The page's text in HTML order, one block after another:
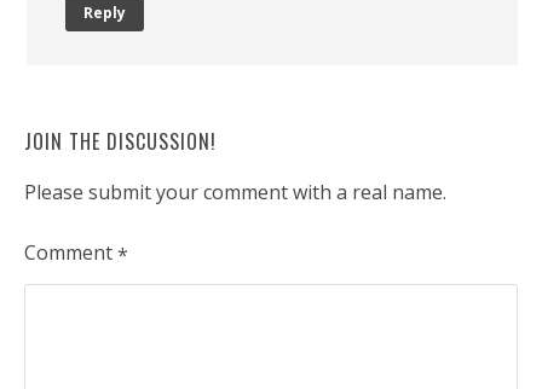
Reply
JOIN THE DISCUSSION!
Please submit your comment with a real name.
Comment*